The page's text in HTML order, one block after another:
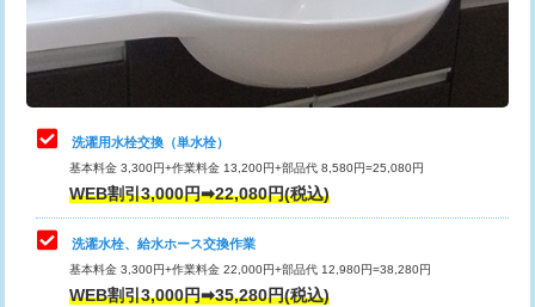
用（追加）/3ｍ超え)
給水管工事※（ライニング鋼管・銅
管・ポリ管・HT管使用/3ｍまで)
44,000円
給水管工事※（ライニング鋼管・銅
管・ポリ管・HT管使用/3ｍ超え)
排水管工事（土の掘削・埋め戻し作
業）
排水管工事（排水管工事/3ｍまで） 55,000円
止水・漏水調査・防水処理・清掃・修
理・調整・分解・加工など（軽作業）
11,000円
止水・漏水調査・防水処理・清掃・修
理・調整・分解・加工など（中作業）
22,000円
止水・漏水調査・防水処理・清掃・修
理・調整・分解・加工など（重作業）
33,000円
キッチンタンク脱着
その他部品の脱着
洗濯用水栓交換（単水栓）
基本料金 3,300円+作業料金 13,200円+部品代 8,580円=25,080円
WEB割引3,000円➡22,080円(税込)
洗濯水栓、給水ホース交換作業
基本料金 3,300円+作業料金 22,000円+部品代 12,980円=38,280円
WEB割引3,000円➡35,280円(税込)